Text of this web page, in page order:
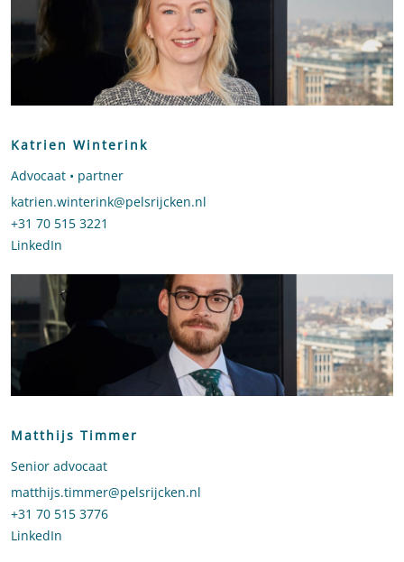
Katrien Winterink
Advocaat • partner
Stuur een e-mail naar Katrien Winterink
katrien.winterink@pelsrijcken.nl
Bel naar Katrien Winterink
+31 70 515 3221
LinkedIn
Matthijs Timmer
Senior advocaat
Stuur een e-mail naar Matthijs Timmer
matthijs.timmer@pelsrijcken.nl
Bel naar Matthijs Timmer
+31 70 515 3776
LinkedIn